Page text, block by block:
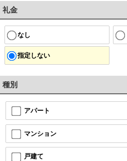
礼金
なし
指定しない
種別
アパート
マンション
戸建て